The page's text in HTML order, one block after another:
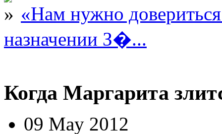
«Нам нужно
назначении З�...
Когда Маргарита
09 May 2012